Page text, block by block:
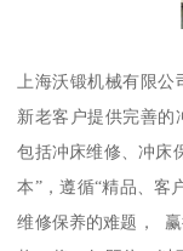
上海沃锻机械有限公
新老客户提供完善的
包括冲床维修、冲床
本”，遵循“精品、客
维修保养的难题，